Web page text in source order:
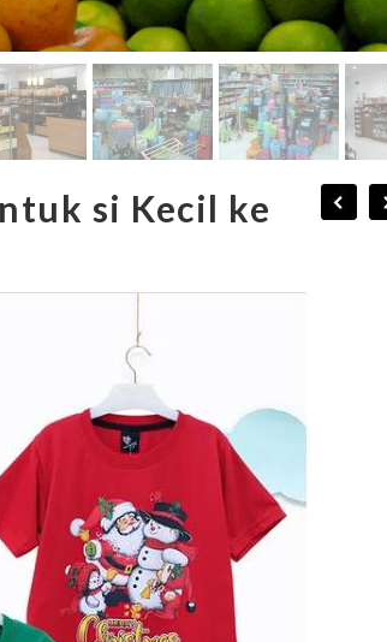
si Kecil ke